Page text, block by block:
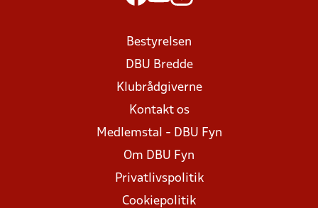
Bestyrelsen
DBU Bredde
Klubrådgiverne
Kontakt os
Medlemstal - DBU Fyn
Om DBU Fyn
Privatlivspolitik
Cookiepolitik